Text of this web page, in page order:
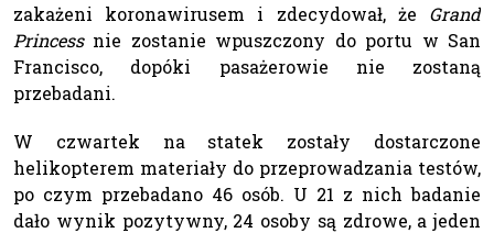
zakażeni koronawirusem i zdecydował, że Grand
Princessnie zostanie wpuszczony do portu w San
Francisco, dopóki pasażerowie nie zostaną
przebadani.
W czwartek na statek zostały dostarczone
helikopterem materiały do przeprowadzania testów,
po czym przebadano 46 osób. U 21 z nich badanie
dało wynik pozytywny, 24 osoby są zdrowe, a jeden